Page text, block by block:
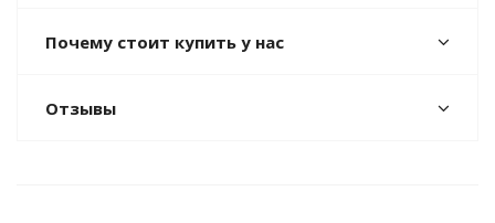
Почему стоит купить у нас
Отзывы